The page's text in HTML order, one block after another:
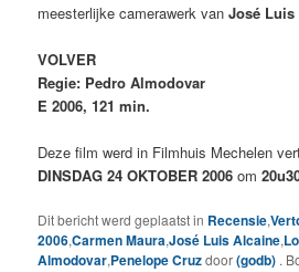
meesterlijke camerawerk vanJosé Luis
VOLVER
Regie: Pedro Almodovar
E 2006, 121 min.
Deze film werd in Filmhuis Mechelen
DINSDAG 24 OKTOBER 2006om
Dit bericht werd geplaatst in Recensie,
2006,Carmen Maura,José Luis Alcaine,
Almodovar,Penelope Cruzdoor(godb) .